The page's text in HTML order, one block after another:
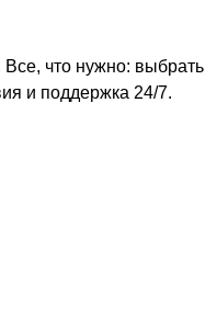
что нужно: выбрать
и поддержка 24/7.